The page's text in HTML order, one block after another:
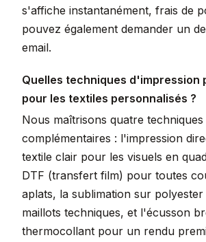
s'affiche instantanément, frais de
pouvez également demander un
email.
Quelles techniques d'impression
pour les textiles personnalisés ?
Nous maîtrisons quatre techniques
complémentaires : l'impression
textile clair pour les visuels en
DTF (transfert film) pour toutes
aplats, la sublimation sur
maillots techniques, et l'écusson
thermocollant pour un rendu